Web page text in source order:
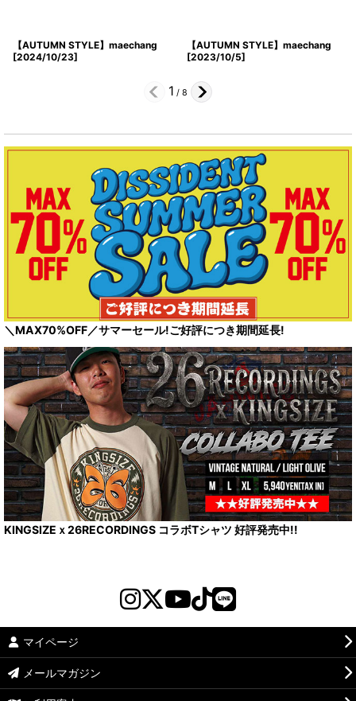
【AUTUMN STYLE】maechang
[2024/10/23]
【AUTUMN STYLE】maechang
[2023/10/5]
1 / 8
＼MAX70%OFF／サマーセール!ご好評につき期間延長!
KINGSIZEｘ26RECORDINGS コラボTシャツ 好評発売中!!
マイページ
メールマガジン